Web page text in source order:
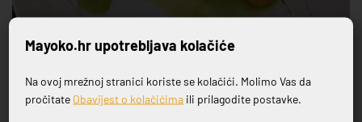
Prijavite se na naš newsletter
Mayoko.hr upotrebljava kolačiće
Na ovoj mrežnoj stranici koriste se kolačići. Molimo Vas da
pročitate Obavijest o kolačićima ili prilagodite postavke.